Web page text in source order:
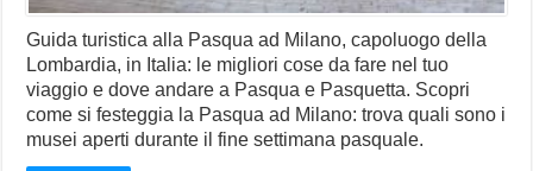
Guida turistica alla Pasqua ad Milano, capoluogo della
Lombardia, in Italia: le migliori cose da fare nel tuo
viaggio e dove andare a Pasqua e Pasquetta. Scopri
come si festeggia la Pasqua ad Milano: trova quali sono i
musei aperti durante il fine settimana pasquale.